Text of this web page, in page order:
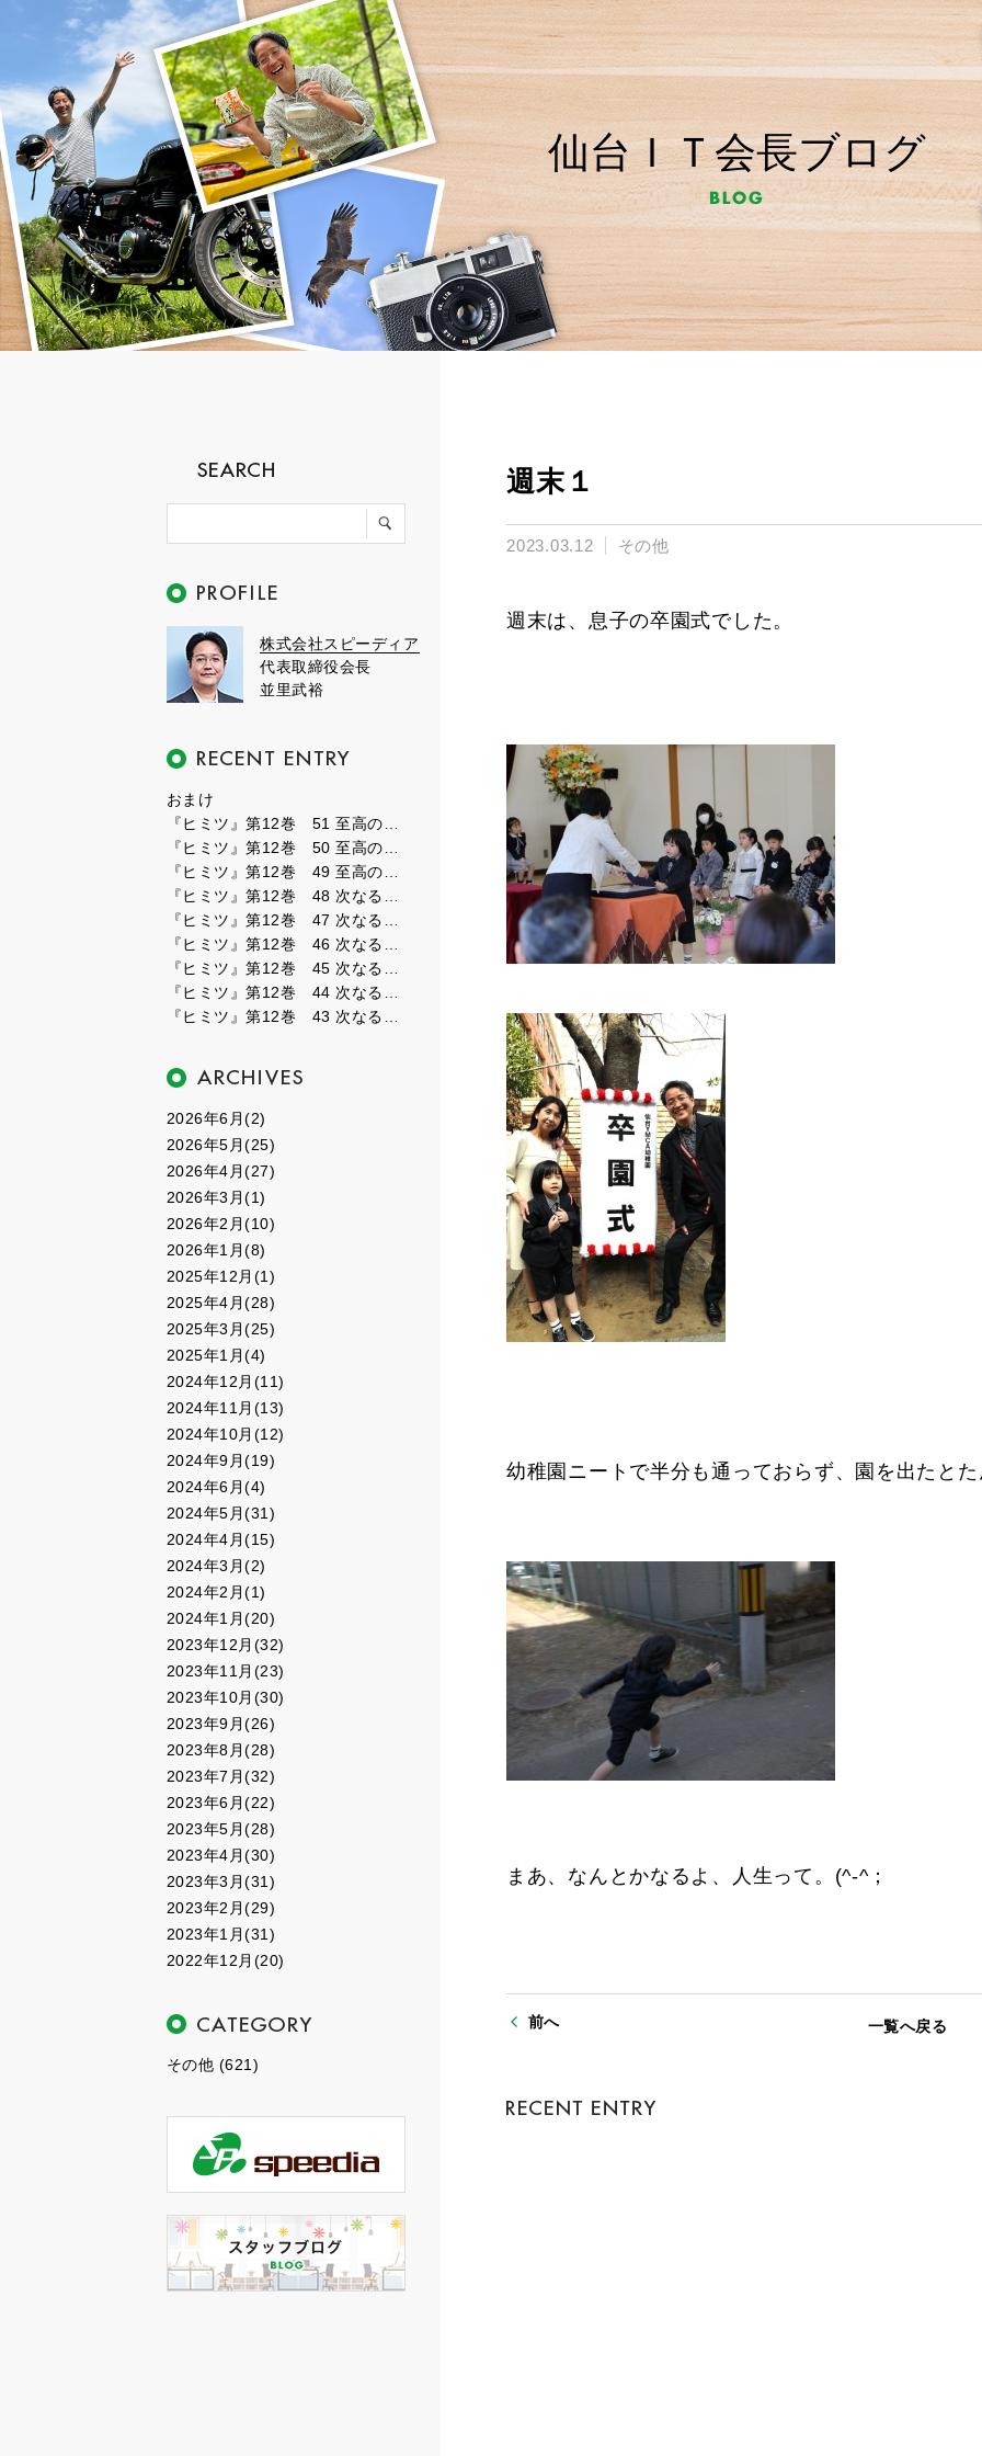
仙台ＩＴ会長ブログ
株式会社スピーディア
代表取締役会長
並里武裕
おまけ
2026年6月(2)
2026年5月(25)
2026年4月(27)
2026年3月(1)
2026年2月(10)
2026年1月(8)
2025年12月(1)
2025年4月(28)
2025年3月(25)
2025年1月(4)
2024年12月(11)
2024年11月(13)
2024年10月(12)
2024年9月(19)
2024年6月(4)
2024年5月(31)
2024年4月(15)
2024年3月(2)
2024年2月(1)
2024年1月(20)
2023年12月(32)
2023年11月(23)
2023年10月(30)
2023年9月(26)
2023年8月(28)
2023年7月(32)
2023年6月(22)
2023年5月(28)
2023年4月(30)
2023年3月(31)
2023年2月(29)
2023年1月(31)
2022年12月(20)
その他 (621)
週末１
2023.03.12 その他
週末は、息子の卒園式でした。
幼稚園ニートで半分も通っておらず、園を出たとた
まあ、なんとかなるよ、人生って。(^-^；
前へ 一覧へ戻る